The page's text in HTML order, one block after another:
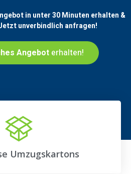
in unter 30 Minuten erhalten &
unverbindlich anfragen!
Angebot erhalten!
Umzugskartons